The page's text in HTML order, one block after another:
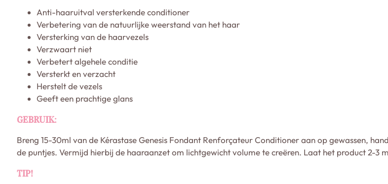
Anti-haaruitval versterkende conditioner
Verbetering van de natuurlijke weerstand van het haar
Versterking van de haarvezels
Verzwaart niet
Verbetert algehele conditie
Versterkt en verzacht
Herstelt de vezels
Geeft een prachtige glans
GEBRUIK:
Breng 15-30ml van de Kérastase Genesis Fondant Renforçateur Conditioner aan op gewassen,
de puntjes. Vermijd hierbij de haaraanzet om lichtgewicht volume te creëren. Laat het product 2-3
TIP!